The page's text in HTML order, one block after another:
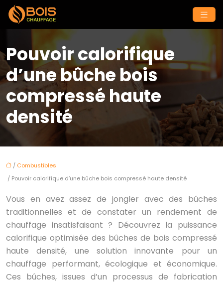
Pouvoir calorifique
d’une bûche bois
compressé haute
densité
/ Combustibles
/ Pouvoir calorifique d’une bûche bois compressé haute densité
Vous en avez assez de jongler avec des bûches
traditionnelles et de constater un rendement de
chauffage insatisfaisant ? Découvrez la puissance
calorifique optimisée des bûches de bois compressé
haute densité, une solution innovante pour un
chauffage performant, écologique et économique.
Ces bûches, issues d’un processus de fabrication